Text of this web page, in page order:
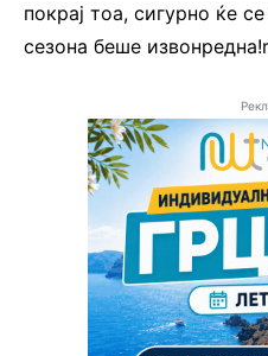
покрај тоа, сигурно ќе
сезона беше